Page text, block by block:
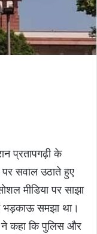
प्रतापगढ़ी के
सवाल उठाते हुए
मीडिया पर साझा
भड़काऊ समझा था।
ने कहा कि पुलिस और